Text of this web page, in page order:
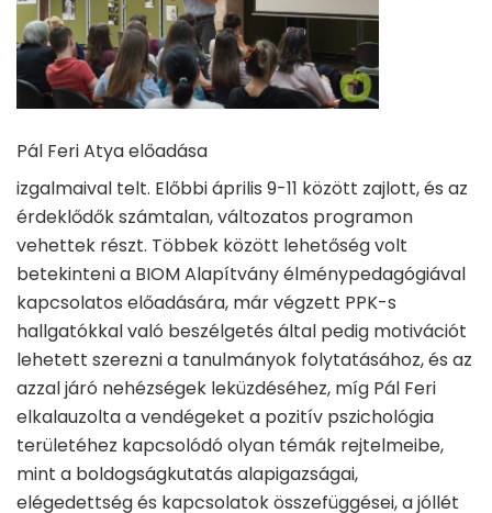
Pál Feri Atya előadása
izgalmaival telt. Előbbi április 9-11 között zajlott, és az
érdeklődők számtalan, változatos programon
vehettek részt. Többek között lehetőség volt
betekinteni a BIOM Alapítvány élménypedagógiával
kapcsolatos előadására, már végzett PPK-s
hallgatókkal való beszélgetés által pedig motivációt
lehetett szerezni a tanulmányok folytatásához, és az
azzal járó nehézségek leküzdéséhez, míg Pál Feri
elkalauzolta a vendégeket a pozitív pszichológia
területéhez kapcsolódó olyan témák rejtelmeibe,
mint a boldogságkutatás alapigazságai,
elégedettség és kapcsolatok összefüggései, a jóllét